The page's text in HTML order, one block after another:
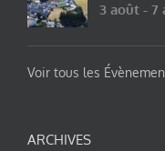
3 août - 7
Voir tous les
ARCHIVES